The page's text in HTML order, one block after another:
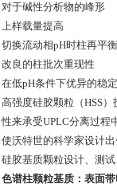
对于碱性分析物的峰形
上样载量提高
切换流动相pH时柱再平
改良的柱批次重现性
在低pH条件下优异的稳
高强度硅胶颗粒（HSS
性来承受UPLC分离过程
使沃特世的科学家设计
硅胶基质颗粒设计、测
色谱柱颗粒基质：表面